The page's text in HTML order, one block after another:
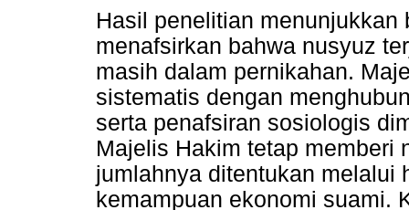
Hasil penelitian
menafsirkan bahwa nusyuz
masih dalam pernikahan.
sistematis dengan
serta penafsiran sosiologis
Majelis Hakim tetap memberi
jumlahnya ditentukan melalui
kemampuan ekonomi suami.